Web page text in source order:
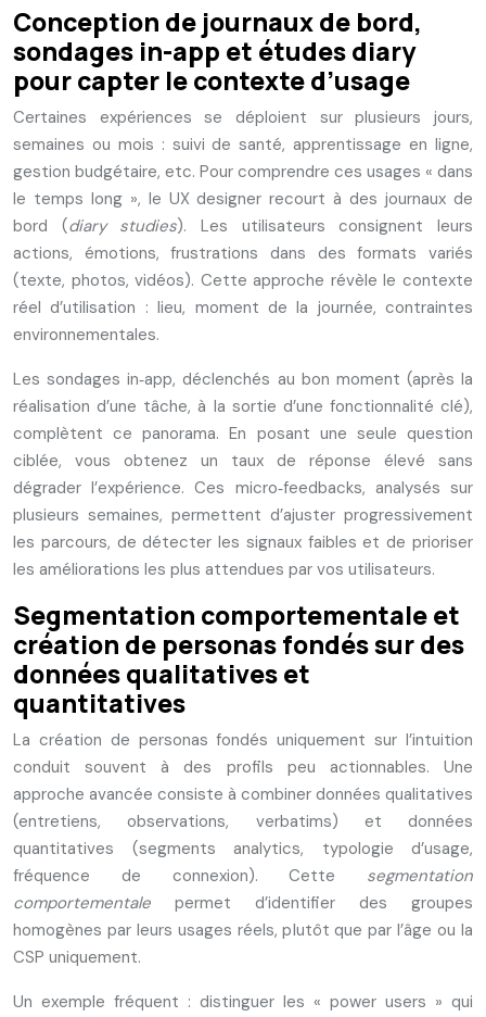
Conception de journaux de bord,
sondages in-app et études diary
pour capter le contexte d’usage
Certaines expériences se déploient sur plusieurs jours,
semaines ou mois : suivi de santé, apprentissage en ligne,
gestion budgétaire, etc. Pour comprendre ces usages « dans
le temps long », le UX designer recourt à des journaux de
bord (diary studies). Les utilisateurs consignent leurs
actions, émotions, frustrations dans des formats variés
(texte, photos, vidéos). Cette approche révèle le contexte
réel d’utilisation : lieu, moment de la journée, contraintes
environnementales.
Les sondages in‑app, déclenchés au bon moment (après la
réalisation d’une tâche, à la sortie d’une fonctionnalité clé),
complètent ce panorama. En posant une seule question
ciblée, vous obtenez un taux de réponse élevé sans
dégrader l’expérience. Ces micro‑feedbacks, analysés sur
plusieurs semaines, permettent d’ajuster progressivement
les parcours, de détecter les signaux faibles et de prioriser
les améliorations les plus attendues par vos utilisateurs.
Segmentation comportementale et
création de personas fondés sur des
données qualitatives et
quantitatives
La création de personas fondés uniquement sur l’intuition
conduit souvent à des profils peu actionnables. Une
approche avancée consiste à combiner données qualitatives
(entretiens, observations, verbatims) et données
quantitatives (segments analytics, typologie d’usage,
fréquence de connexion). Cette segmentation
comportementale permet d’identifier des groupes
homogènes par leurs usages réels, plutôt que par l’âge ou la
CSP uniquement.
Un exemple fréquent : distinguer les « power users » qui